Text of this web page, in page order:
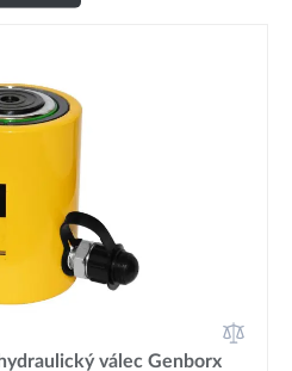
válec Genborx